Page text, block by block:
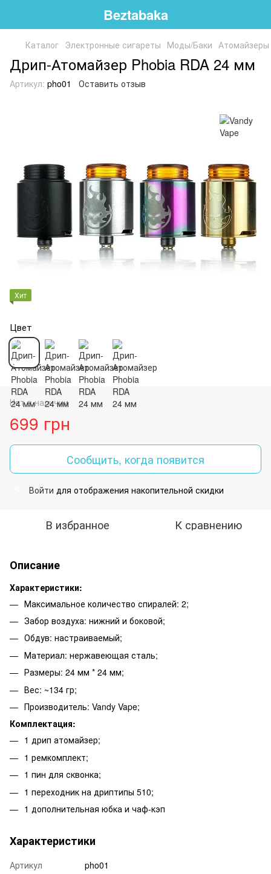
Beztabaka
Каталог Электронные сигареты Моды/Баки Атомайзеры
Дрип-Атомайзер Phobia RDA 24 мм
Артикул: pho01 Оставить отзыв
Хит
Цвет
Нет в наличии
699 грн
Сообщить, когда появится
Войти для отображения накопительной скидки
В избранное К сравнению
Описание
Характеристики:
Максимальное количество спиралей: 2;
Забор воздуха: нижний и боковой;
Обдув: настраиваемый;
Материал: нержавеющая сталь;
Размеры: 24 мм * 24 мм;
Вес: ~134 гр;
Производитель: Vandy Vape;
Комплектация:
1 дрип атомайзер;
1 ремкомплект;
1 пин для сквонка;
1 переходник на дриптипы 510;
1 дополнительная юбка и чаф-кэп
Характеристики
Артикул
pho01